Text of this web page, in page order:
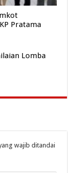
Pratama
Lomba
wajib ditandai